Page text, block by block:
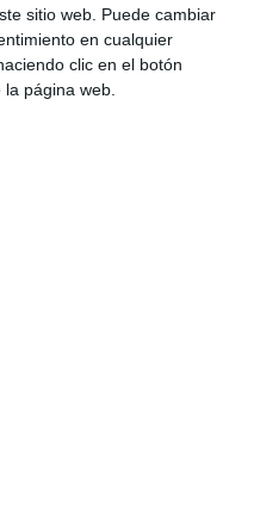
sitio web. Puede cambiar
en cualquier
clic en el botón
página web.
a llenar de
de Mijas Pueblo